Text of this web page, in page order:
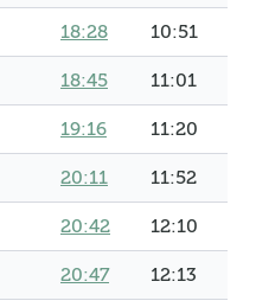
18:28 10:51
18:45 11:01
19:16 11:20
20:11 11:52
20:42 12:10
20:47 12:13